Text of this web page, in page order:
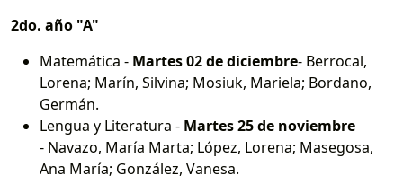
2do. año "A"
Matemática - Martes 02 de diciembre- Berrocal,
Lorena; Marín, Silvina; Mosiuk, Mariela; Bordano,
Germán.
Lengua y Literatura - Martes 25 de noviembre
- Navazo, María Marta; López, Lorena; Masegosa,
Ana María; González, Vanesa.